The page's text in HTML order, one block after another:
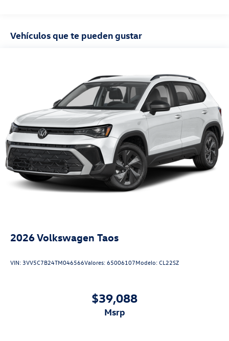
Vehículos que te pueden gustar
2026Volkswagen Taos
VIN: 3VV5C7B24TM046566Valores:65006107Modelo:CL22SZ
$39,088
msrp